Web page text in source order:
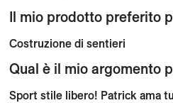
Il mio prodotto preferito
Costruzione di sentieri
Qual è il mio argomento
Sport stile libero! Patrick ama